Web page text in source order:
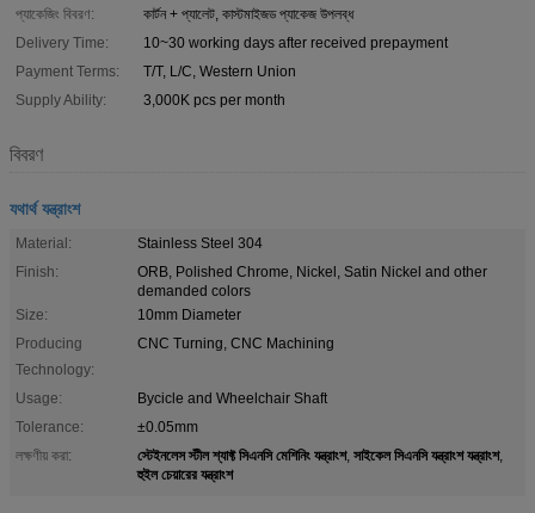
প্যাকেজিং বিবরণ:
কার্টন + প্যালেট, কাস্টমাইজড প্যাকেজ উপলব্ধ
Delivery Time:
10~30 working days after received prepayment
Payment Terms:
T/T, L/C, Western Union
Supply Ability:
3,000K pcs per month
বিবরণ
যথার্থ যন্ত্রাংশ
Material:
Stainless Steel 304
Finish:
ORB, Polished Chrome, Nickel, Satin Nickel and other
demanded colors
Size:
10mm Diameter
Producing
Technology:
CNC Turning, CNC Machining
Usage:
Bycicle and Wheelchair Shaft
Tolerance:
±0.05mm
লক্ষণীয় করা:
স্টেইনলেস স্টীল শ্যাফ্ট সিএনসি মেশিনিং যন্ত্রাংশ, সাইকেল সিএনসি যন্ত্রাংশ যন্ত্রাংশ,
হুইল চেয়ারের যন্ত্রাংশ